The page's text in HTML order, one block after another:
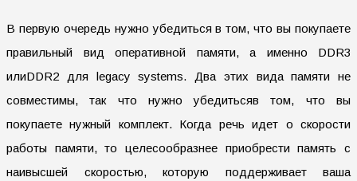
В первую очередь нужно убедиться в том, что вы покупаете
правильный вид оперативной памяти, а именно DDR3
илиDDR2 для legacy systems. Два этих вида памяти не
совместимы, так что нужно убедитьсяв том, что вы
покупаете нужный комплект. Когда речь идет о скорости
работы памяти, то целесообразнее приобрести память с
наивысшей скоростью, которую поддерживает ваша